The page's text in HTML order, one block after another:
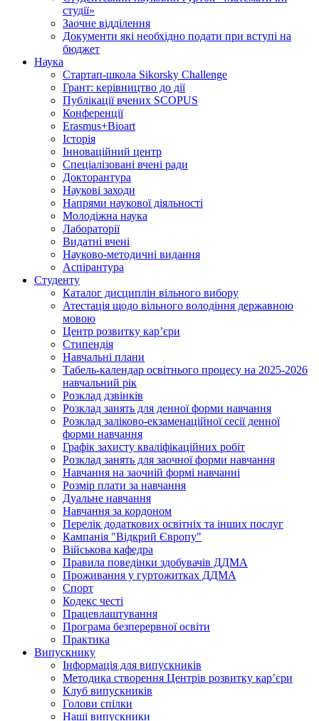
студії»
Заочне відділення
Документи які необхідно подати при вступі на
бюджет
Наука
Стартап-школа Sikorsky Challenge
Грант: керівництво до дії
Публікації вчених SCOPUS
Конференції
Erasmus+Bioart
Історія
Інноваційний центр
Спеціалізовані вчені ради
Докторантура
Наукові заходи
Напрями наукової діяльності
Молодіжна наука
Лабораторії
Видатні вчені
Науково-методичні видання
Аспірантура
Студенту
Каталог дисциплін вільного вибору
Атестація щодо вільного володіння державною
мовою
Центр розвитку кар’єри
Стипендія
Навчальні плани
Табель-календар освітнього процесу на 2025-2026
навчальний рік
Розклад дзвінків
Розклад занять для денної форми навчання
Розклад заліково-екзаменаційної сесії денної
форми навчання
Графік захисту кваліфікаційних робіт
Розклад занять для заочної форми навчання
Навчання на заочній формі навчанні
Розмір плати за навчання
Дуальне навчання
Навчання за кордоном
Перелік додаткових освітніх та інших послуг
Кампанія "Відкрий Європу"
Військова кафедра
Правила поведінки здобувачів ДДМА
Проживання у гуртожитках ДДМА
Спорт
Кодекс честі
Працевлаштування
Програма безперервної освіти
Практика
Випускнику
Інформація для випускників
Методика створення Центрів розвитку кар’єри
Клуб випускників
Голови спілки
Наші випускники